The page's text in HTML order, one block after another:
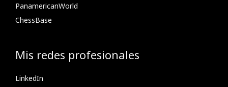
PanamericanWorld
ChessBase
Mis redes profesionales
LinkedIn